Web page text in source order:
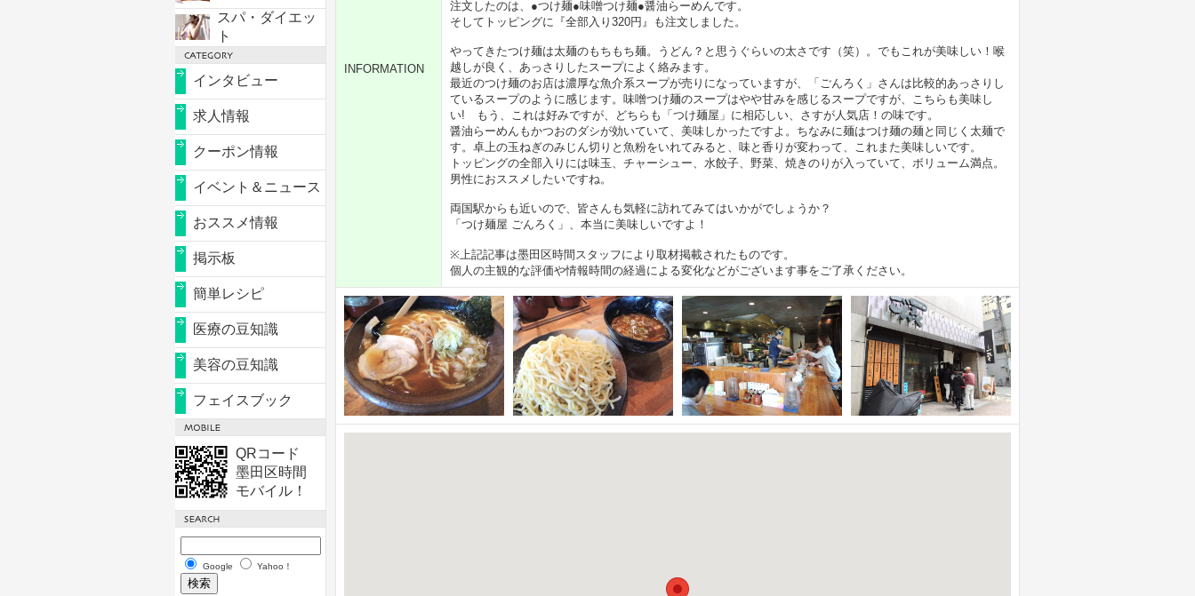
スパ・ダイエッ
ト
インタビュー
求人情報
クーポン情報
イベント＆ニュース
おススメ情報
掲示板
簡単レシピ
医療の豆知識
美容の豆知識
フェイスブック
QRコード
墨田区時間
モバイル！
Google Yahoo！
INFORMATION
注文したのは、●つけ麺●味噌つけ麺●醤油らーめんです。
そしてトッピングに『全部入り320円』も注文しました。
やってきたつけ麺は太麺のもちもち麺。うどん？と思うぐらいの太さです（笑）。でもこれが美味しい！喉
越しが良く、あっさりしたスープによく絡みます。
最近のつけ麺のお店は濃厚な魚介系スープが売りになっていますが、「ごんろく」さんは比較的あっさりし
ているスープのように感じます。味噌つけ麺のスープはやや甘みを感じるスープですが、こちらも美味し
い! もう、これは好みですが、どちらも「つけ麺屋」に相応しい、さすが人気店！の味です。
醤油らーめんもかつおのダシが効いていて、美味しかったですよ。ちなみに麺はつけ麺の麺と同じく太麺で
す。卓上の玉ねぎのみじん切りと魚粉をいれてみると、味と香りが変わって、これまた美味しいです。
トッピングの全部入りには味玉、チャーシュー、水餃子、野菜、焼きのりが入っていて、ボリューム満点。
男性におススメしたいですね。
両国駅からも近いので、皆さんも気軽に訪れてみてはいかがでしょうか？
「つけ麺屋 ごんろく」、本当に美味しいですよ！
※上記記事は墨田区時間スタッフにより取材掲載されたものです。
個人の主観的な評価や情報時間の経過による変化などがございます事をご了承ください。